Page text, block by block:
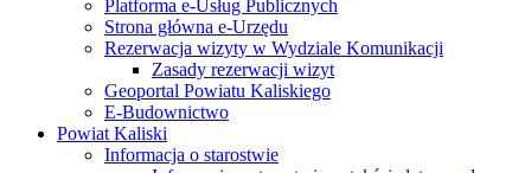
Platforma e-Usług Publicznych
Strona główna e-Urzędu
Rezerwacja wizyty w Wydziale Komunikacji
Zasady rezerwacji wizyt
Geoportal Powiatu Kaliskiego
E-Budownictwo
Powiat Kaliski
Informacja o starostwie